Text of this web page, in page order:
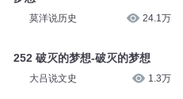
莫洋说历史 24.1万
252 破灭的梦想-破灭的梦想
大吕说文史 1.3万